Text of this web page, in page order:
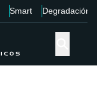
Smart Degradación